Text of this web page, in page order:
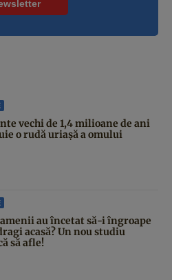
vechi de 1,4 milioane de ani
o rudă uriașă a omului
au încetat să-i îngroape
acasă? Un nou studiu
să afle!